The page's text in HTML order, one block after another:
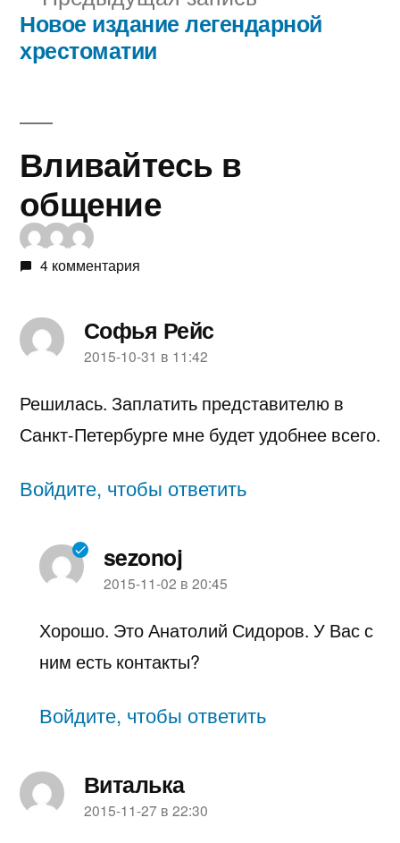
записям
запись:
Новое издание легендарной
хрестоматии
Вливайтесь в
общение
4 комментария
Софья Рейс
пишет:
2015-10-31 в 11:42
Решилась. Заплатить представителю в
Санкт-Петербурге мне будет удобнее всего.
Войдите, чтобы ответить
sezonoj
пишет:
2015-11-02 в 20:45
Хорошо. Это Анатолий Сидоров. У Вас с
ним есть контакты?
Войдите, чтобы ответить
Виталька
пишет:
2015-11-27 в 22:30